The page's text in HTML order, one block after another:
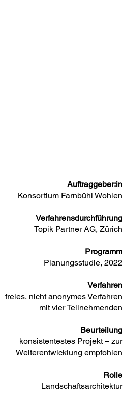
Auftraggeber:in
Konsortium Farnbühl Wohlen
Verfahrensdurchführung
Topik Partner AG, Zürich
Programm
Planungsstudie, 2022
Verfahren
freies, nicht anonymes Verfahren
mit vier Teilnehmenden
Beurteilung
konsistentestes Projekt – zur
Weiterentwicklung empfohlen
Rolle
Landschaftsarchitektur